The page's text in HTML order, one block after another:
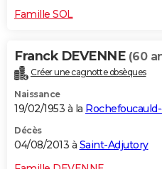
Famille SOL
Franck DEVENNE (60
Créer une cagnotte obsèques
Naissance
19/02/1953 à la
Décès
04/08/2013 à Saint-Adjutory